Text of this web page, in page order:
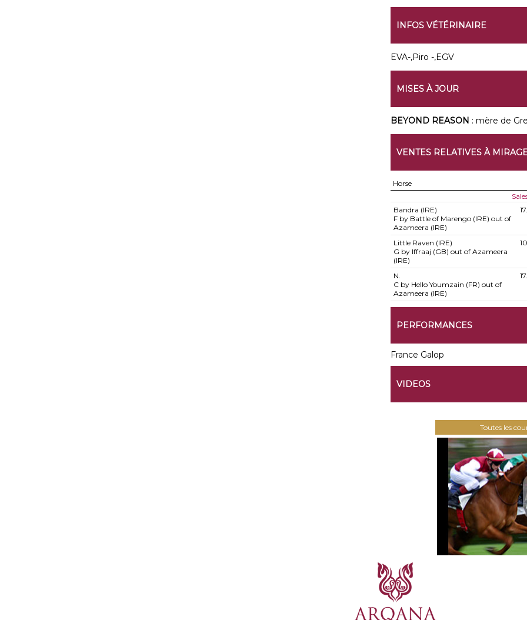
INFOS VÉTÉRINAIRE
EVA-,Piro -,EGV
MISES À JOUR
BEYOND REASON : mère de
VENTES RELATIVES À
Horse
Bandra (IRE)
F by Battle of Marengo (IRE) out of
Azameera (IRE)
Little Raven (IRE)
G by Iffraaj (GB) out of Azameera
(IRE)
N.
C by Hello Youmzain (FR) out of
Azameera (IRE)
PERFORMANCES
France Galop
VIDEOS
Toutes les